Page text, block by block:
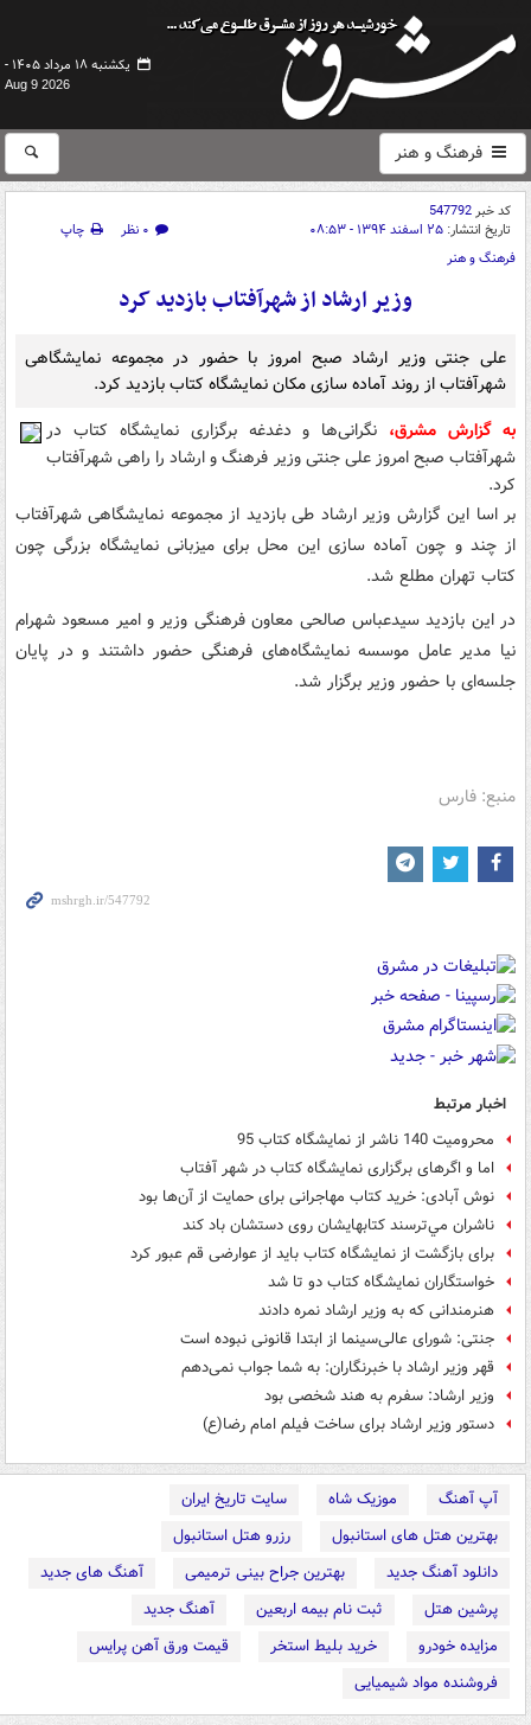
یکشنبه ۱۸ مرداد ۱۴۰۵ -
Aug 9 2026
فرهنگ و هنر
کد خبر547792
تاریخ انتشار: ۲۵ اسفند ۱۳۹۴ - ۰۸:۵۳ ۰ نظر
چاپ
فرهنگ و هنر
وزیر ارشاد از شهرآفتاب بازدید کرد
علی جنتی وزیر ارشاد صبح امروز با حضور در مجموعه نمایشگاهی
شهرآفتاب از روند آماده سازی مکان نمایشگاه کتاب بازدید کرد.
به گزارش مشرق، نگرانی‌ها و دغدغه برگزاری نمایشگاه کتاب در
شهرآفتاب صبح امروز علی جنتی وزیر فرهنگ و ارشاد را راهی شهرآفتاب
کرد.
بر اسا این گزارش وزیر ارشاد طی بازدید از مجموعه نمایشگاهی شهرآفتاب
از چند و چون آماده سازی این محل برای میزبانی نمایشگاه بزرگی چون
کتاب تهران مطلع شد.
در این بازدید سیدعباس صالحی معاون فرهنگی وزیر و امیر مسعود شهرام
نیا مدیر عامل موسسه نمایشگاه‌‌های فرهنگی حضور داشتند و در پایان
جلسه‌ای با حضور وزیر برگزار شد.
منبع: فارس
اخبار مرتبط
محرومیت 140 ناشر از نمایشگاه کتاب 95
اما و اگرهای برگزاری نمایشگاه کتاب در شهر آفتاب
نوش آبادی: خرید کتاب مهاجرانی برای حمایت از آن‌ها بود
ناشران مي‌ترسند كتابهايشان روی دستشان باد كند
برای بازگشت از نمایشگاه کتاب باید از عوارضی قم عبور کرد
خواستگاران نمایشگاه کتاب دو تا شد
هنرمندانی که به وزیر ارشاد نمره دادند
جنتی: شورای‌ عالی‌سینما از ابتدا قانونی نبوده است
قهر وزیر ارشاد با خبرنگاران: به شما جواب نمی‌دهم
وزیر ارشاد: سفرم به هند شخصی بود
دستور وزیر ارشاد برای ساخت فیلم امام رضا(ع)
آپ آهنگ موزیک شاه
سایت تاریخ ایران
بهترین هتل های استانبول
رزرو هتل استانبول
دانلود آهنگ جدید
بهترین جراح بینی ترمیمی
آهنگ های جدید
پرشین هتل
ثبت نام بیمه اربعین
آهنگ جدید
مزایده خودرو
خرید بلیط استخر
قیمت ورق آهن پرایس
فروشنده مواد شیمیایی